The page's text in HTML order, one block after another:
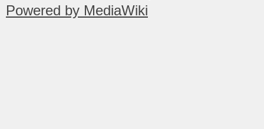
Powered by MediaWiki